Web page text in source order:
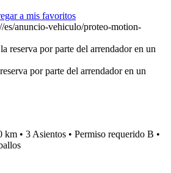
a mis favoritos
anuncio-vehiculo/proteo-motion-
por parte del arrendador en un
km • 3 Asientos • Permiso requerido B •